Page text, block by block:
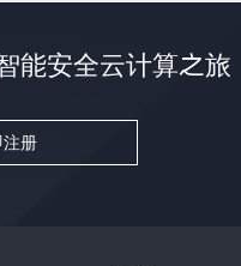
能安全云计算之旅
注册